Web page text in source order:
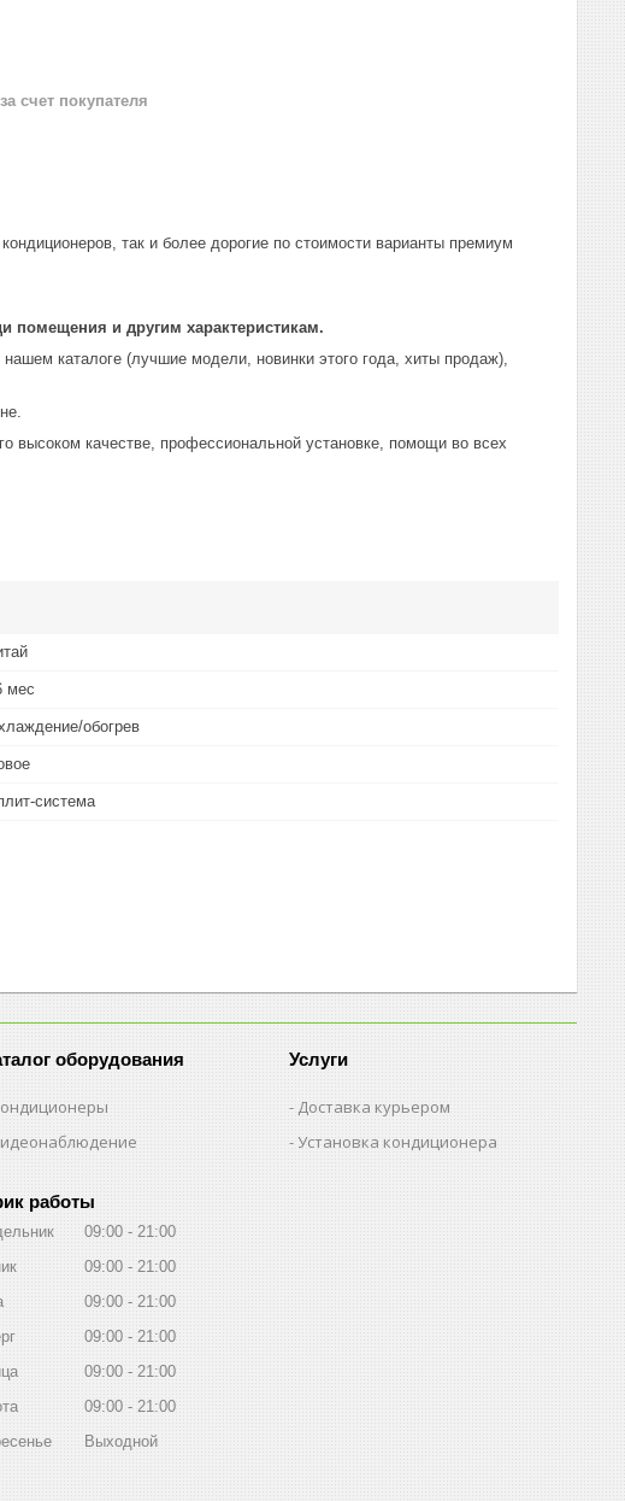
за счет покупателя
так и более дорогие по стоимости варианты премиум
помещения и другим характеристикам.
каталоге (лучшие модели, новинки этого года, хиты продаж),
высоком качестве, профессиональной установке, помощи во всех
мес
обогрев
система
оборудования Услуги
Доставка курьером
Установка кондиционера
работы
09:00
21:00
09:00
21:00
09:00
21:00
09:00
21:00
09:00
21:00
09:00
21:00
Выходной